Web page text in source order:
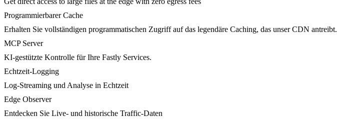
Programmierbarer Cache
Erhalten Sie vollständigen programmatischen Zugriff auf das legendäre Caching, das unser CDN antreibt.
MCP Server
KI-gestützte Kontrolle für Ihre Fastly Services.
Echtzeit-Logging
Log-Streaming und Analyse in Echtzeit
Edge Observer
Entdecken Sie Live- und historische Traffic-Daten